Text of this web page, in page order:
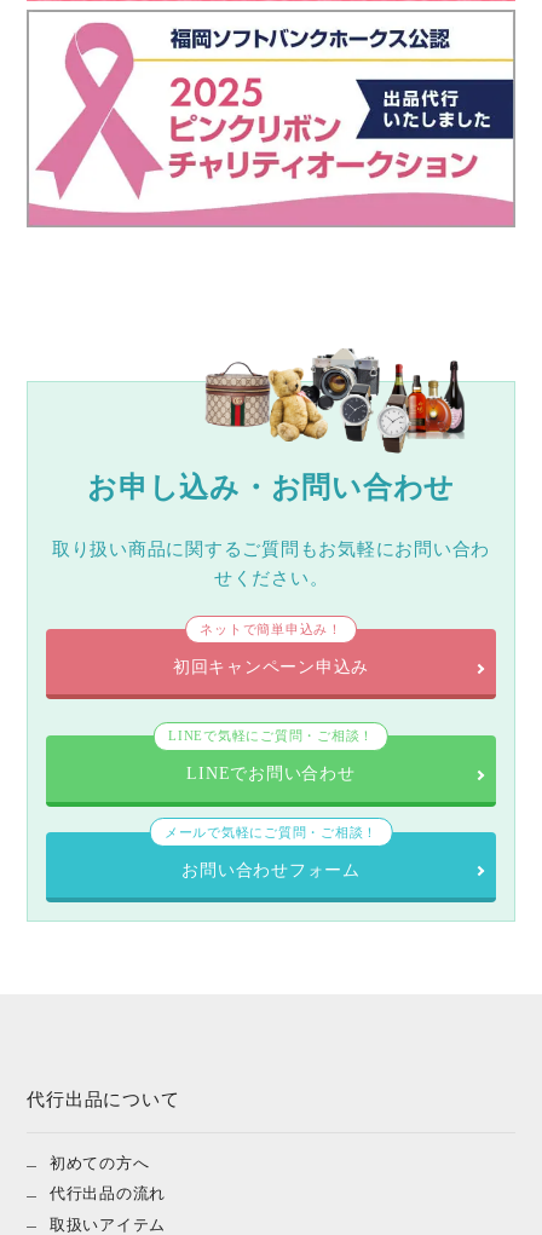
お申し込み・お問い合わせ
取り扱い商品に関するご質問もお気軽にお問い合わ
せください。
ネットで簡単申込み！
初回キャンペーン申込み
LINEで気軽にご質問・ご相談！
LINEでお問い合わせ
メールで気軽にご質問・ご相談！
お問い合わせフォーム
代行出品について
初めての方へ
代行出品の流れ
取扱いアイテム